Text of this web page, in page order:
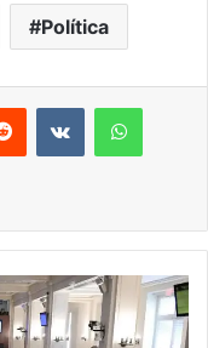
Política
Reddit VKontakte